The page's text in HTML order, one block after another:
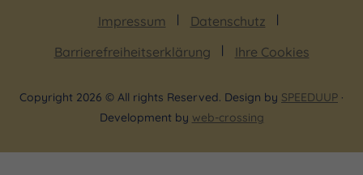
Impressum
Datenschutz
Barrierefreiheitserklärung
Ihre Cookies
Copyright 2026 © All rights Reserved. Design by SPEEDUUP ·
Development by web-crossing